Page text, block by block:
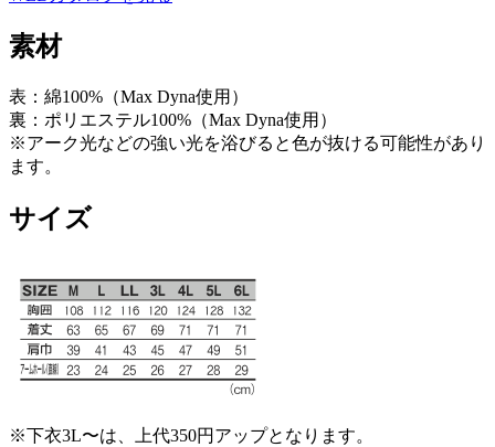
素材
表：綿100%（Max Dyna使用）
裏：ポリエステル100%（Max Dyna使用）
※アーク光などの強い光を浴びると色が抜ける可能性があり
ます。
サイズ
※下衣3L〜は、上代350円アップとなります。